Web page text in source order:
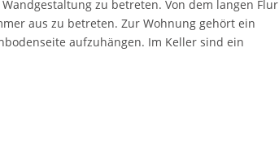
zu betreten. Von dem langen Flur
aus zu betreten. Zur Wohnung gehört ein
aufzuhängen. Im Keller sind ein